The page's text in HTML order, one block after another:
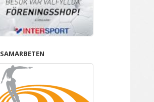
SAMARBETEN